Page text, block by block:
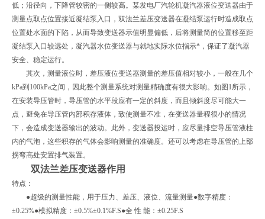
低；沿径向，下降管较密的一侧较高。某发电厂汽轮机凝汽器液位变送器由于
测量点取点位置接近凝结泵入口，双法兰差压变送器在凝结泵运行时造成取点
位置处水面的下陷，从而导致变送器示值明显偏低，后将测量筒的位置移至距
凝结泵入口较远处，凝汽器水位变送器与就地实际水位指示*，保证了凝汽器
安全、稳定运行。
其次，测量液位时，差压液位变送器测量的差压值相对较小，一般在几个
kPa到100kPa之间，因此整个测量系统对测量精确度有很大影响。如图1所示，
在安装导压管时，导压管的水平段应有一定的斜度，而且倾斜度尽可能大一
点，避免在导压管内部积存液体，致使测量不准，在变送器量程很小的情况
下，会造成变送器输出的波动。此外，变送器投运时，应尽量排空导压管液柱
内的气泡，这些积存的气体会影响测量的准确度。还可以考虑在导压管的上部
拐弯高处安置排气装置。
双法兰差压变送器作用
特点：
●超级的测量性能，用于压力、差压、液位、流量测量●数字精度：
±0.25%●模拟精度：±0.5%±0.1%F.S●全 性 能：±0.25F.S